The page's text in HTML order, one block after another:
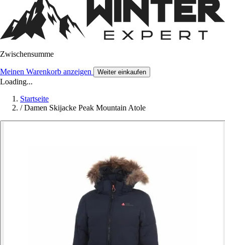
Zwischensumme
Meinen Warenkorb anzeigen Weiter einkaufen
Loading...
Startseite
/ Damen Skijacke Peak Mountain Atole